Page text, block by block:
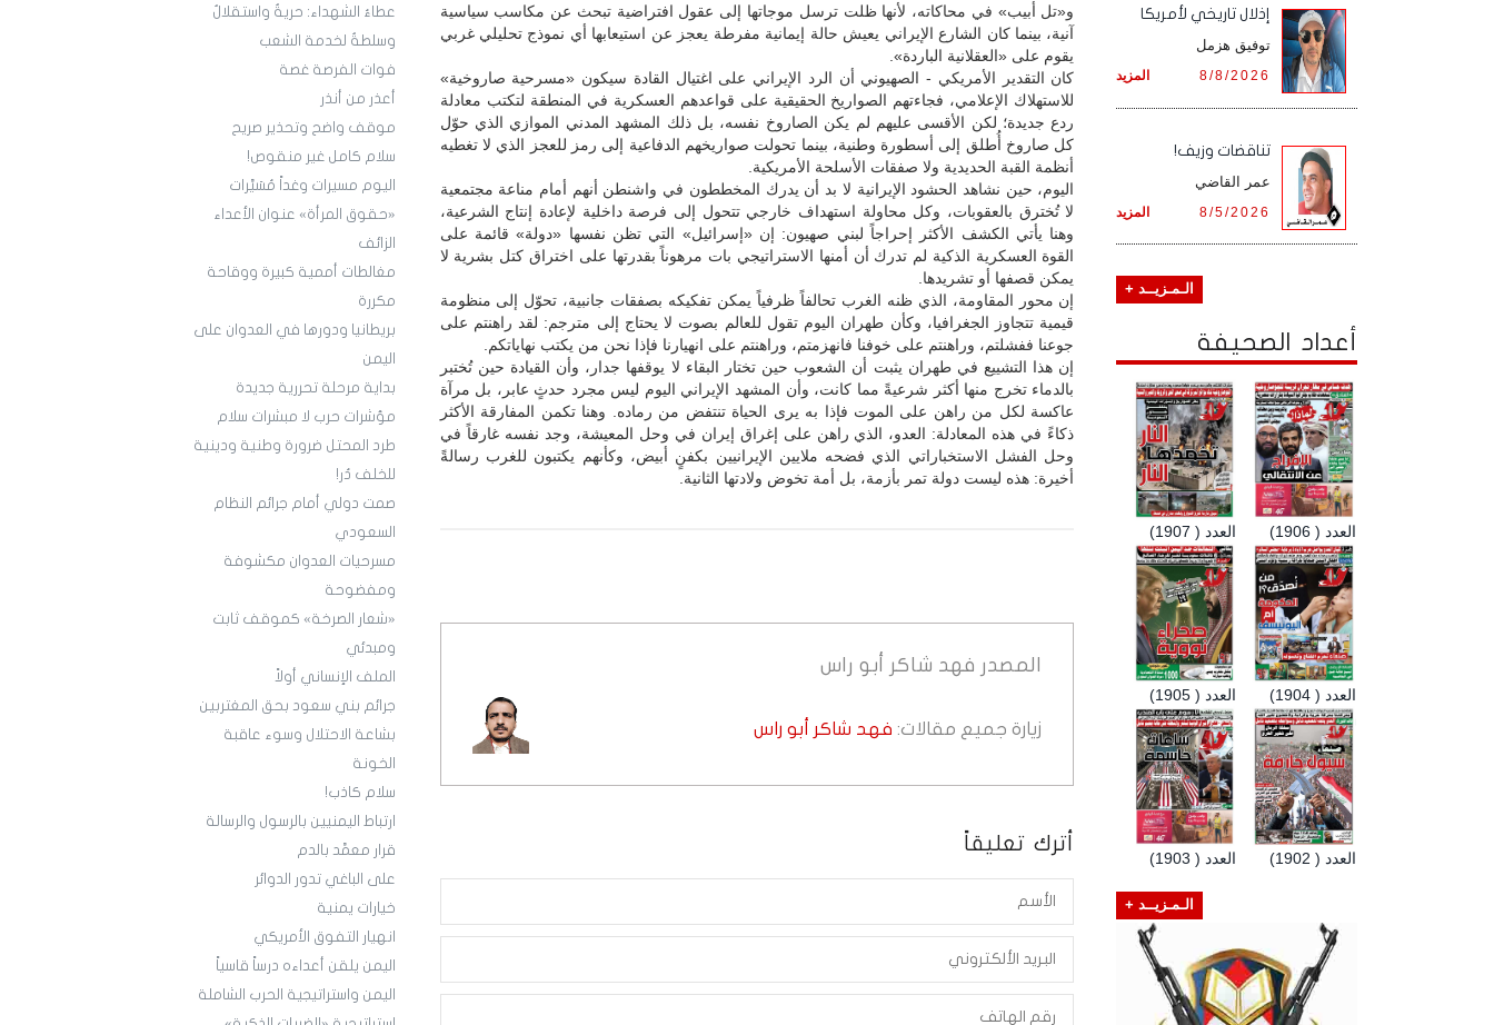
عطاءُ الشهداء: حريةٌ واستقلالٌ
وسلطةٌ لخدمة الشعب
فوات الفرصة غصة
أعذر من أنذر
موقف واضح وتحذير صريح
سلام كامل غير منقوص!
اليوم مسيرات وغداً مُسَيَّرات
«حقوق المرأة» عنوان الأعداء
الزائف
مغالطات أممية كبيرة ووقاحة
مكررة
بريطانيا ودورها في العدوان على
اليمن
بداية مرحلة تحررية جديدة
مؤشرات حرب لا مبشرات سلام
طرد المحتل ضرورة وطنية ودينية
للخلف دُر!
صمت دولي أمام جرائم النظام
السعودي
مسرحيات العدوان مكشوفة
ومفضوحة
«شعار الصرخة» كموقف ثابت
ومبدئي
الملف الإنساني أولاً
جرائم بني سعود بحق المغتربين
بشاعة الاحتلال وسوء عاقبة
الخونة
سلام كاذب!
ارتباط اليمنيين بالرسول والرسالة
قرار معمَّد بالدم
على الباغي تدور الدوائر
خيارات يمنية
انهيار التفوق الأمريكي
اليمن يلقن أعداءه درساً قاسياً
اليمن واستراتيجية الحرب الشاملة
و«تل أبيب» في محاكاته، لأنها ظلت ترسل موجاتها إلى عقول افتراضية تبحث عن مكاسب سياسية
آنية، بينما كان الشارع الإيراني يعيش حالة إيمانية مفرطة يعجز عن استيعابها أي نموذج تحليلي غربي
يقوم على «العقلانية الباردة».
كان التقدير الأمريكي - الصهيوني أن الرد الإيراني على اغتيال القادة سيكون «مسرحية صاروخية»
للاستهلاك الإعلامي، فجاءتهم الصواريخ الحقيقية على قواعدهم العسكرية في المنطقة لتكتب معادلة
ردع جديدة؛ لكن الأقسى عليهم لم يكن الصاروخ نفسه، بل ذلك المشهد المدني الموازي الذي حوّل
كل صاروخ أُطلق إلى أسطورة وطنية، بينما تحولت صواريخهم الدفاعية إلى رمز للعجز الذي لا تغطيه
أنظمة القبة الحديدية ولا صفقات الأسلحة الأمريكية.
اليوم، حين نشاهد الحشود الإيرانية لا بد أن يدرك المخططون في واشنطن أنهم أمام مناعة مجتمعية
لا تُخترق بالعقوبات، وكل محاولة استهداف خارجي تتحول إلى فرصة داخلية لإعادة إنتاج الشرعية،
وهنا يأتي الكشف الأكثر إحراجاً لبني صهيون: إن «إسرائيل» التي تظن نفسها «دولة» قائمة على
القوة العسكرية الذكية لم تدرك أن أمنها الاستراتيجي بات مرهوناً بقدرتها على اختراق كتل بشرية لا
يمكن قصفها أو تشريدها.
إن محور المقاومة، الذي ظنه الغرب تحالفاً ظرفياً يمكن تفكيكه بصفقات جانبية، تحوّل إلى منظومة
قيمية تتجاوز الجغرافيا، وكأن طهران اليوم تقول للعالم بصوت لا يحتاج إلى مترجم: لقد راهنتم على
جوعنا ففشلتم، وراهنتم على خوفنا فانهزمتم، وراهنتم على انهيارنا فإذا نحن من يكتب نهاياتكم.
إن هذا التشييع في طهران يثبت أن الشعوب حين تختار البقاء لا يوقفها جدار، وأن القيادة حين تُختبر
بالدماء تخرج منها أكثر شرعيةً مما كانت، وأن المشهد الإيراني اليوم ليس مجرد حدثٍ عابر، بل مرآة
عاكسة لكل من راهن على الموت فإذا به يرى الحياة تنتفض من رماده. وهنا تكمن المفارقة الأكثر
ذكاءً في هذه المعادلة: العدو، الذي راهن على إغراق إيران في وحل المعيشة، وجد نفسه غارقاً في
وحل الفشل الاستخباراتي الذي فضحه ملايين الإيرانيين بكفنٍ أبيض، وكأنهم يكتبون للغرب رسالةً
أخيرة: هذه ليست دولة تمر بأزمة، بل أمة تخوض ولادتها الثانية.
المصدر فهد شاكر أبو راس
زيارة جميع مقالات: فهد شاكر أبو راس
أترك تعليقاً
إذلال تاريخي لأمريكا
توفيق هزمل
المزيد 8/8/2026
تناقضات وزيف!
عمر القاضي
المزيد 8/5/2026
الـمـزيــد +
أعداد الصحيفة
العدد ( 1907) العدد ( 1906)
العدد ( 1905) العدد ( 1904)
العدد ( 1903) العدد ( 1902)
الـمـزيــد +